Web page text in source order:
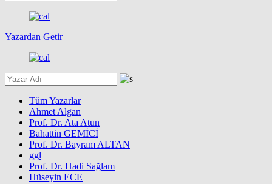
Yazardan Getir
Tüm Yazarlar
Ahmet Algan
Prof. Dr. Ata Atun
Bahattin GEMİCİ
Prof. Dr. Bayram ALTAN
ggl
Prof. Dr. Hadi Sağlam
Hüseyin ECE